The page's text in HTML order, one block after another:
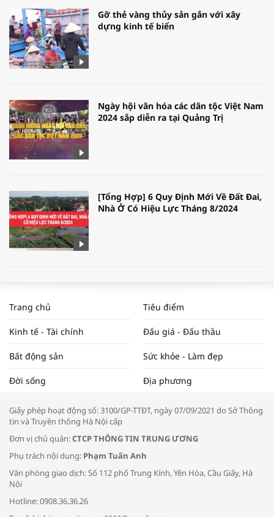
Gỡ thẻ vàng thủy sản gắn với xây
dựng kinh tế biển
Ngày hội văn hóa các dân tộc Việt Nam
2024 sắp diễn ra tại Quảng Trị
[Tổng Hợp] 6 Quy Định Mới Về Đất Đai,
Nhà Ở Có Hiệu Lực Tháng 8/2024
NAM NĂM 2024 VÀ NĂM 2025 | NHỊP
ĐẬP THỊ TRƯỜNG #62
Tọa đàm “Xúc tiến thương mại: Khơi
Bác sĩ tư vấn cách phòng tránh bệnh
đường hô hấp trong thời tiết giao mùa
Trang chủ Tiêu điểm
Kinh tế - Tài chính Đấu giá - Đấu thầu
Bất động sản Sức khỏe - Làm đẹp
Đời sống Địa phương
Giấy phép hoạt động số: 3100/GP-TTĐT, ngày 07/09/2021 do Sở Thông
tin và Truyền thông Hà Nội cấp
Đơn vị chủ quản:CTCP THÔNG TIN TRUNG ƯƠNG
Phụ trách nội dung: Phạm Tuấn Anh
Văn phòng giao dịch: Số 112 phố Trung Kính, Yên Hòa, Cầu Giấy, Hà
Nội
Hotline: 0908.36.36.26